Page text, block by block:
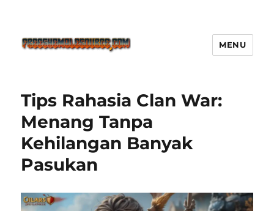
Defense Main Game Ini Pasti
Ketagihan!
MENU
Tips Rahasia Clan War:
Menang Tanpa
Kehilangan Banyak
Pasukan